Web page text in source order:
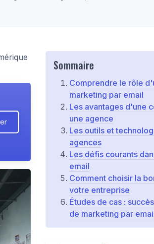
Sommaire
Comprendre le rôle
marketing par email
Les avantages d'une
une agence
Les outils et
agences
Les défis courants
email
Comment choisir la
votre entreprise
Études de cas :
de marketing par